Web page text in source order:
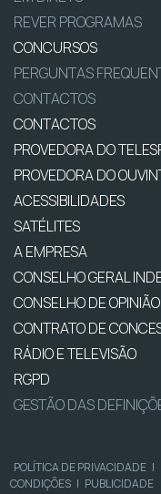
REVER PROGRAMAS
CONCURSOS
PERGUNTAS
CONTACTOS
CONTACTOS
PROVEDORA DO
PROVEDORA DO
ACESSIBILIDADES
SATÉLITES
A EMPRESA
CONSELHO GERAL
CONSELHO DE OPINIÃO
CONTRATO DE
RÁDIO E TELEVISÃO
RGPD
GESTÃO DAS
POLÍTICA DE PRIVACIDADE |
CONDIÇÕES | PUBLICIDADE